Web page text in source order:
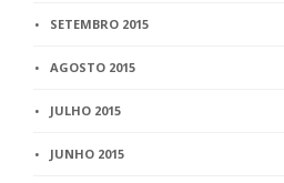
SETEMBRO 2015
AGOSTO 2015
JULHO 2015
JUNHO 2015